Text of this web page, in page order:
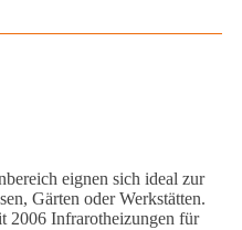
eignen sich ideal zur
Gärten oder Werkstätten.
2006 Infrarotheizungen für